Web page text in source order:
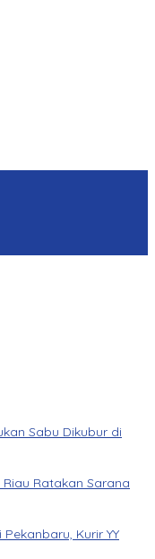
Sabu Dikubur di
Ratakan Sarana
Kurir YY